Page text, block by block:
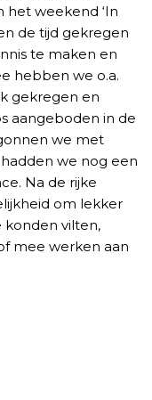
weekend ‘In
de tijd gekregen
te maken en
hebben we o.a.
gekregen en
aangeboden in de
we met
hadden we nog een
Na de rijke
om lekker
konden vilten,
mee werken aan